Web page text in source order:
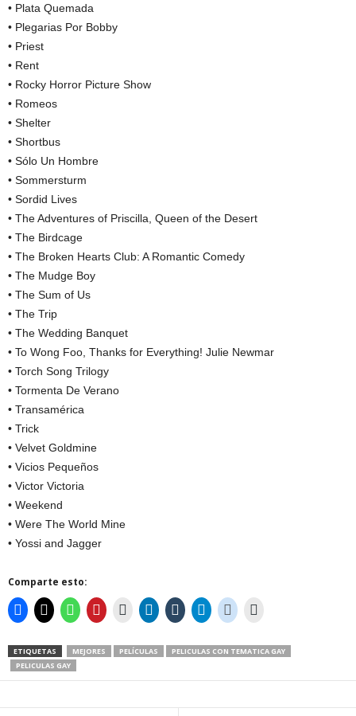
• Plata Quemada
• Plegarias Por Bobby
• Priest
• Rent
• Rocky Horror Picture Show
• Romeos
• Shelter
• Shortbus
• Sólo Un Hombre
• Sommersturm
• Sordid Lives
• The Adventures of Priscilla, Queen of the Desert
• The Birdcage
• The Broken Hearts Club: A Romantic Comedy
• The Mudge Boy
• The Sum of Us
• The Trip
• The Wedding Banquet
• To Wong Foo, Thanks for Everything! Julie Newmar
• Torch Song Trilogy
• Tormenta De Verano
• Transamérica
• Trick
• Velvet Goldmine
• Vicios Pequeños
• Victor Victoria
• Weekend
• Were The World Mine
• Yossi and Jagger
Comparte esto:
ETIQUETAS MEJORES PELÍCULAS
PELICULAS CON TEMATICA GAY
PELICULAS GAY